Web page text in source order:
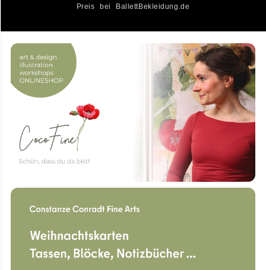
Preis bei BallettBekleidung.de